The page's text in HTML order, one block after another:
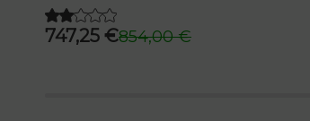
854,00€
747,25 €